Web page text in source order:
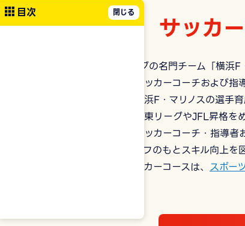
目次 サッカ
Jリーグの名門チーム「横浜
と、サッカーコーチおよび
は、横浜F・マリノスの選
し、関東リーグやJFL昇格
は、サッカーコーチ・指導
スタッフのもとスキル向上を
※サッカーコースは、 スポー